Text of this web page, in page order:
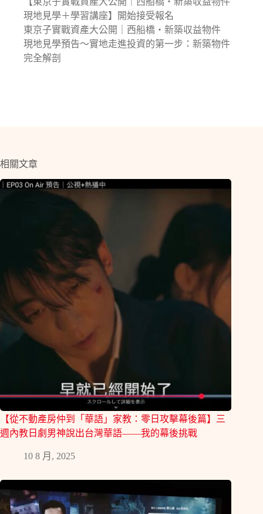
現地見學＋學習講座】開始接受報名
東京子實戰資產大公開｜西船橋・新築収益物件
現地見學預告〜實地走進投資的第一步：新築物件
完全解剖
相關文章
【從不動產房仲到「華語」家教：零日攻擊幕後篇】三
週內教日劇男神說出台灣華語——我的幕後挑戰
10 8 月, 2025